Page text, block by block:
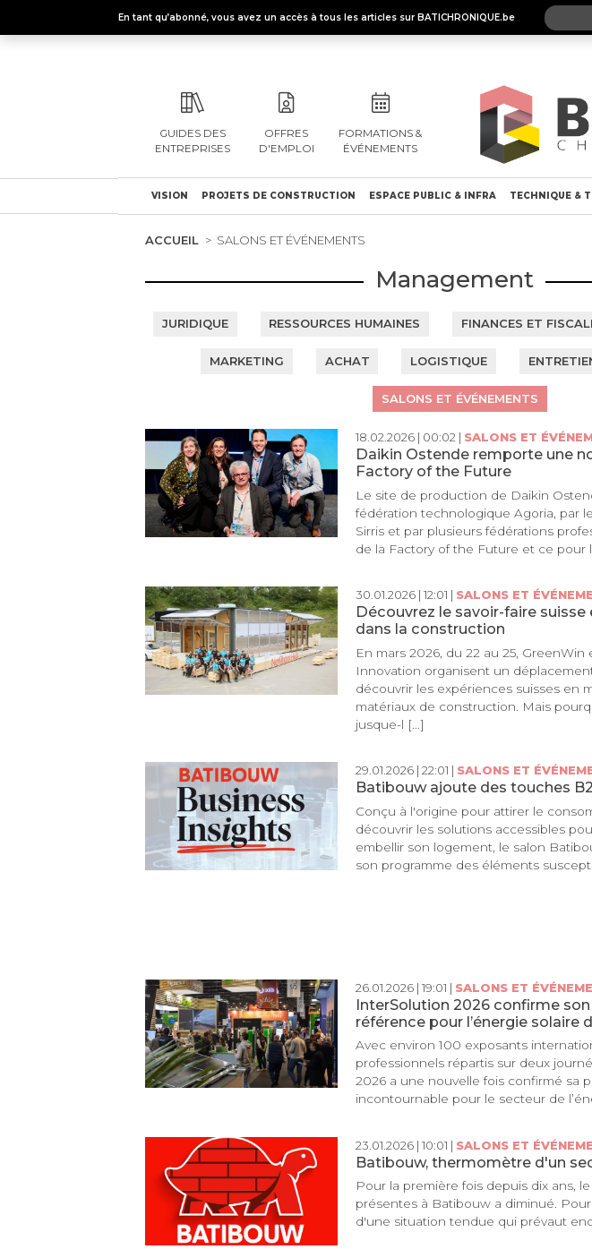
En tant qu’abonné, vous avez un accès à tous les articles sur BATICHRONIQUE.be
GUIDES DES
ENTREPRISES
OFFRES
D'EMPLOI
FORMATIONS &
ÉVÉNEMENTS
VISION PROJETS DE CONSTRUCTION ESPACE PUBLIC & INFRA TECHNIQUE &
ACCUEIL SALONS ET ÉVÉNEMENTS
Management
JURIDIQUE RESSOURCES HUMAINES FINANCES ET
MARKETING ACHAT LOGISTIQUE
SALONS ET ÉVÉNEMENTS
18.02.2026 | 00:02 | SALONS ET
Daikin Ostende remporte une
Factory of the Future
Le site de production de Daikin
fédération technologique Agoria, par
Sirris et par plusieurs fédérations
de la Factory of the Future et ce pour
30.01.2026 | 12:01 | SALONS ET
Découvrez le savoir-faire
dans la construction
En mars 2026, du 22 au 25,
Innovation organisent un
découvrir les expériences suisses en
matériaux de construction. Mais
jusque-l [...]
29.01.2026 | 22:01 | SALONS ET
Batibouw ajoute des touches
Conçu à l'origine pour attirer le
découvrir les solutions accessibles
embellir son logement, le salon
son programme des éléments
26.01.2026 | 19:01 | SALONS ET
InterSolution 2026 confirme
référence pour l’énergie solaire
Avec environ 100 exposants
professionnels répartis sur deux
2026 a une nouvelle fois confirmé sa
incontournable pour le secteur de
23.01.2026 | 10:01 | SALONS ET
Batibouw, thermomètre d'un
Pour la première fois depuis dix ans,
présentes à Batibouw a diminué.
d'une situation tendue qui prévaut